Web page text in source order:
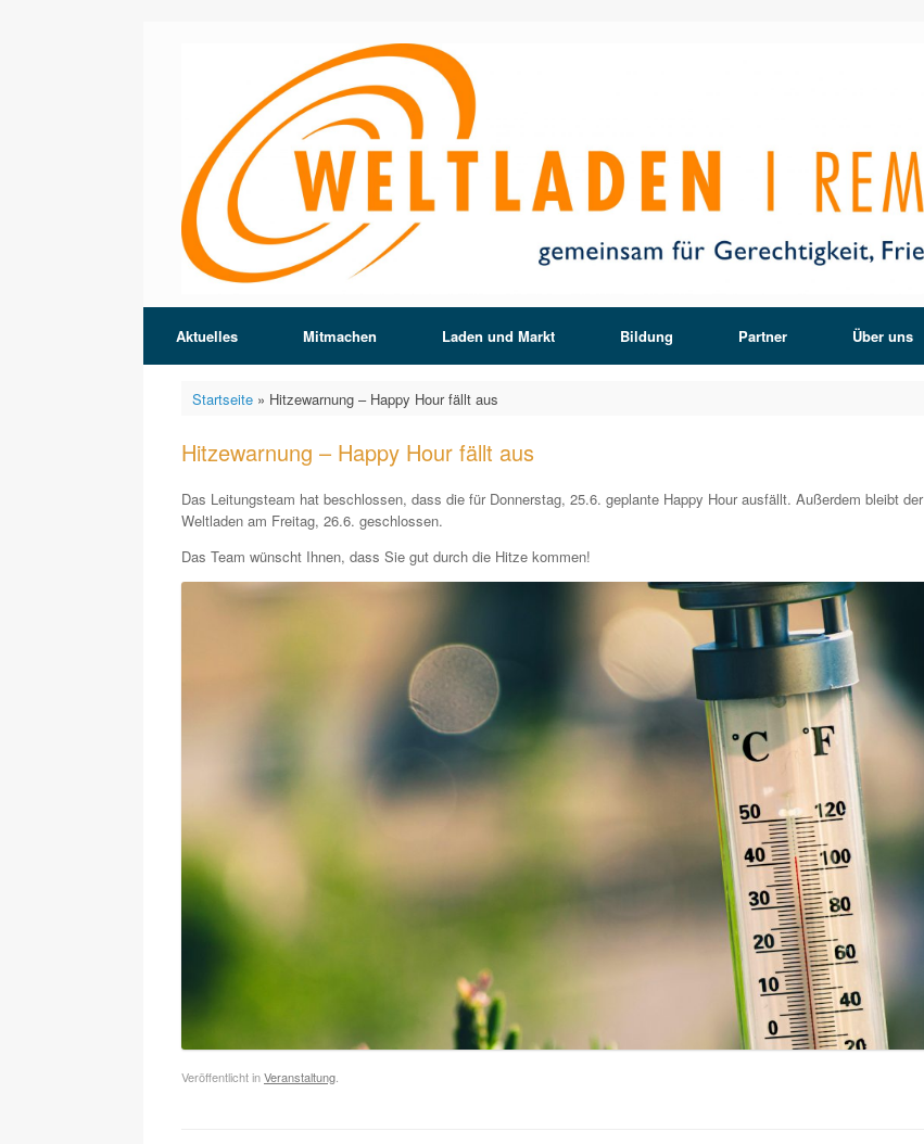
Aktuelles Mitmachen Laden und Markt Bildung Partner Über uns
Startseite» Hitzewarnung – Happy Hour fällt aus
Hitzewarnung – Happy Hour fällt aus
Das Leitungsteam hat beschlossen, dass die für Donnerstag, 25.6. geplante Happy Hour ausfällt. Außerdem bleibt der
Weltladen am Freitag, 26.6. geschlossen.
Das Team wünscht Ihnen, dass Sie gut durch die Hitze kommen!
Veröffentlicht inVeranstaltung